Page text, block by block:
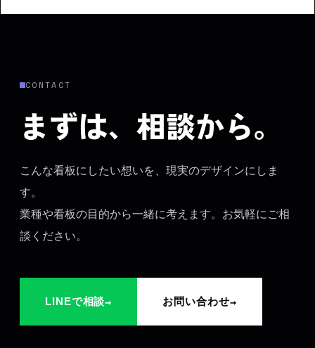
CONTACT
まずは、相談から。
こんな看板にしたい想いを、現実のデザインにしま
す。
業種や看板の目的から一緒に考えます。お気軽にご相
談ください。
LINEで相談→ お問い合わせ→